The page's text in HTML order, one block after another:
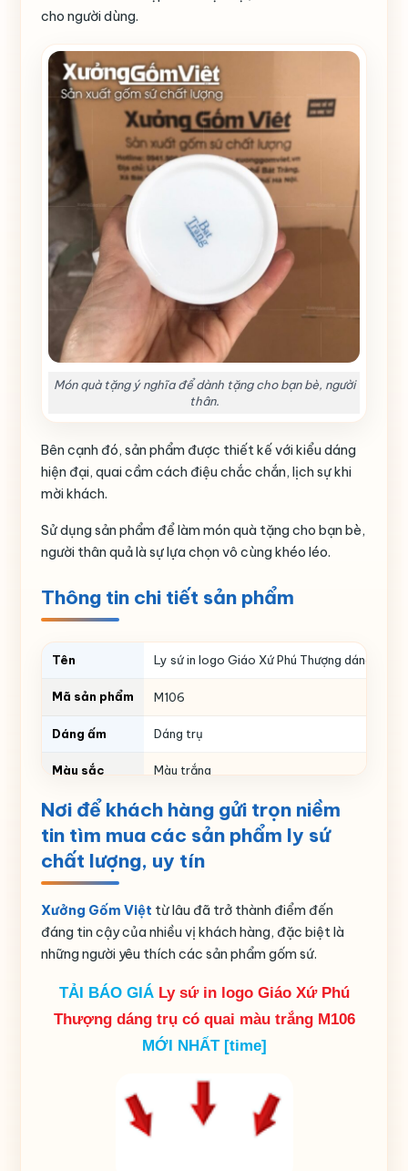
cho người dùng.
Món quà tặng ý nghĩa để dành tặng cho bạn bè, người
thân.
Bên cạnh đó, sản phẩm được thiết kế với kiểu dáng
hiện đại, quai cầm cách điệu chắc chắn, lịch sự khi
mời khách.
Sử dụng sản phẩm để làm món quà tặng cho bạn bè,
người thân quả là sự lựa chọn vô cùng khéo léo.
Thông tin chi tiết sản phẩm
Tên Ly sứ in logo Giáo Xứ Phú Thượng dáng trụ
Mã sản phẩm M106
Dáng ấm Dáng trụ
Màu sắc Màu trắng
Thể tích ml
Họa tiết In chữ
Nguồn gốc
Nơi để khách hàng gửi trọn niềm
tin tìm mua các sản phẩm ly sứ
chất lượng, uy tín
Xưởng Gốm Việt từ lâu đã trở thành điểm đến
đáng tin cậy của nhiều vị khách hàng, đặc biệt là
những người yêu thích các sản phẩm gốm sứ.
TẢI BÁO GIÁ Ly sứ in logo Giáo Xứ Phú
Thượng dáng trụ có quai màu trắng M106
MỚI NHẤT [time]